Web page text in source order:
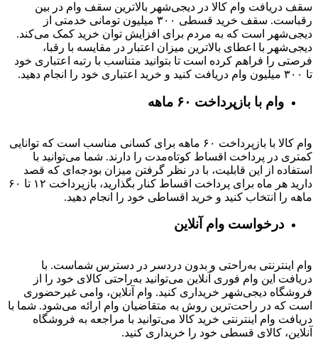
سقف دریافت وام کالا در دیجی‌شهر بالاترین سقف وام در بین
رقباست. سقف خرید قسطی ۳۰۰ میلیون تومانی خدمتی از
دیجی‌شهر است که به مردم برای افزایش توان خرید کمک می‌کند.
دیجی‌شهر با اعطای بالاترین میزان اعتبار در مقایسه با رقبا،
فرصتی را فراهم کرده است تا بتوانید متناسب با رتبه اعتباری خود
تا ۳۰۰ میلیون وام دریافت کنید و خرید اعتباری خود را انجام دهید.
وام با بازپرداخت ۶۰ ماهه
وام کالا با بازپرداخت ۶۰ ماهه برای کسانی مناسب است که توانایی
کمتری در پرداخت اقساط کوتاه‌مدت را دارند. شما می‌توانید با
استفاده از این قابلیت، با در نظر گرفتن میزان بودجه‌ای که قصد
دارید هر ماه برای پرداخت اقساط کنار بگذارید، بازپرداخت ۱۲ تا ۶۰
ماهه را انتخاب کنید و خرید اقساطی خود را انجام دهید.
درخواست وام آنلاین
وام اینترنتی به‌راحتی و بدون دردسر در دسترس شماست. با
دریافت این وام فوری آنلاین می‌توانید به‌راحتی کالای خود را از
فروشگاه دیجی‌شهر خریداری کنید. وام آنلاین، وامی غیرحضوری
است که در راحت‌ترین روش به متقاضیان وام ارائه می‌شود. شما با
دریافت وام اینترنتی خرید کالا می‌توانید با مراجعه به فروشگاه
آنلاین، کالای قسطی خود را خریداری کنید.